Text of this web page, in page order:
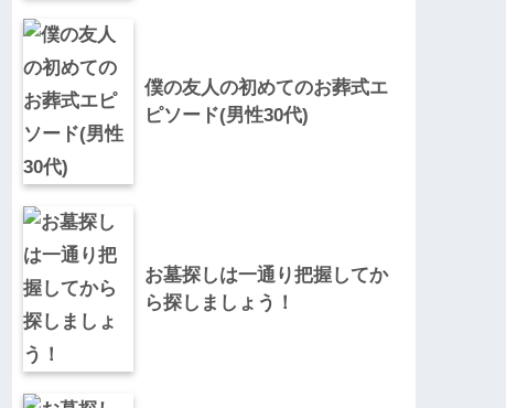
僕の友人の初めてのお葬式エ
ピソード(男性30代)
お墓探しは一通り把握してか
ら探しましょう！